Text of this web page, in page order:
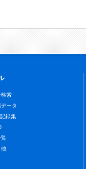
検索
ータ
録集
覧
他